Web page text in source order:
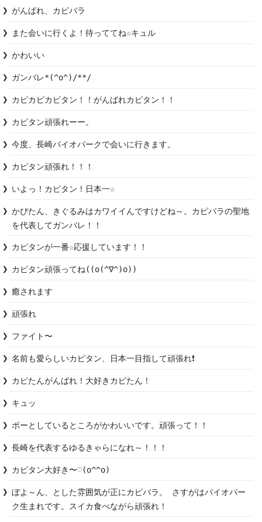
また会いに行くよ！待っててね☆キュル
かわいい
ガンバレ*(^o^)/**/
カピカピカピタン！！がんばれカピタン！！
今度、長崎バイオパークで会いに行きます。
カピタン頑張れ！！！
いよっ！カピタン！日本一☆
かぴたん、きぐるみはカワイイんですけどね～。カピバラの聖地
を代表してガンバレ！！
カピタン頑張ってね((o(^∇^)o))
癒されます
頑張れ
ファイト〜
名前も愛らしいカピタン、日本一目指して頑張れ❗️
カピたんがんばれ！大好きカピたん！
キュッ
ボーとしているところがかわいいです。頑張って！！
長崎を代表するゆるきゃらになれ～！！！
カピタン大好き〜♡(o^^o)
ぼよ～ん、とした雰囲気が正にカピバラ。 さすがはバイオパー